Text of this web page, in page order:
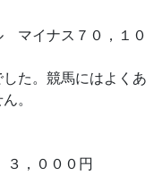
マイナス７０，１０
た。競馬にはよくあ
。
００円